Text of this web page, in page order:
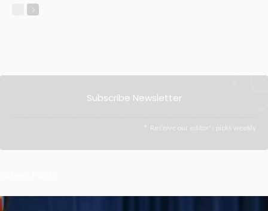
Subscribe Newsletter
Receive our editor's picks weekly